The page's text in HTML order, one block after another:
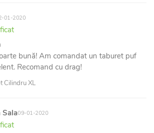
01-2020
bună! Am comandat un taburet puf
Recomand cu drag!
Cilindru XL
Sala09-01-2020